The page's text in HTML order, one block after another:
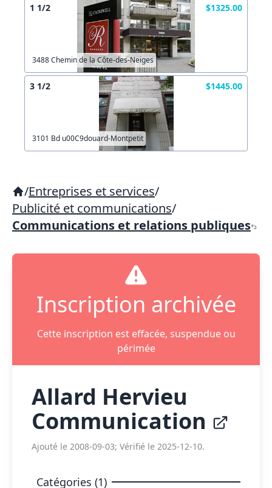
1 1/2 $1325.00
3488 Chemin de la Côte-des-Neiges
3 1/2 $1445.00
3101 Bd u00C9douard-Montpetit
/Entreprises et services/
Publicité et communications/
Communications et relations publiques
Inscription archivée
Cette inscription est effacée, suspendue ou
périmée
Allard Hervieu
Communication
Ajouté le 2008-09-03; Vérifié le 2025-12-10.
Catégories (1)